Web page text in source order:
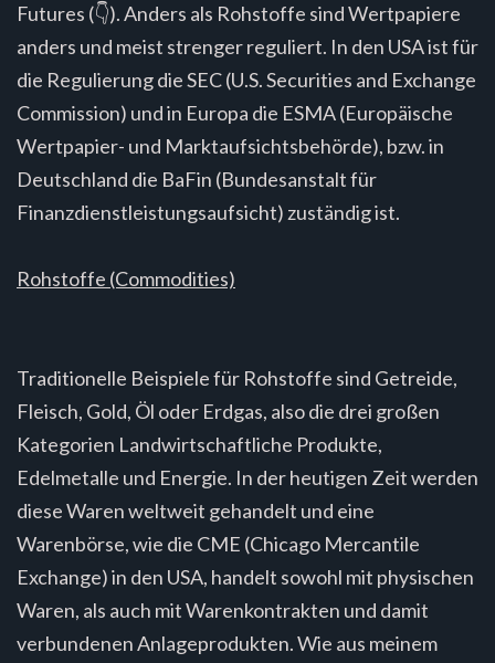
Futures (👇). Anders als Rohstoffe sind Wertpapiere
anders und meist strenger reguliert. In den USA ist für
die Regulierung die SEC (U.S. Securities and Exchange
Commission) und in Europa die ESMA (Europäische
Wertpapier- und Marktaufsichtsbehörde), bzw. in
Deutschland die BaFin (Bundesanstalt für
Finanzdienstleistungsaufsicht) zuständig ist.
Rohstoffe (Commodities)
Traditionelle Beispiele für Rohstoffe sind Getreide,
Fleisch, Gold, Öl oder Erdgas, also die drei großen
Kategorien Landwirtschaftliche Produkte,
Edelmetalle und Energie. In der heutigen Zeit werden
diese Waren weltweit gehandelt und eine
Warenbörse, wie die CME (Chicago Mercantile
Exchange) in den USA, handelt sowohl mit physischen
Waren, als auch mit Warenkontrakten und damit
verbundenen Anlageprodukten. Wie aus meinem